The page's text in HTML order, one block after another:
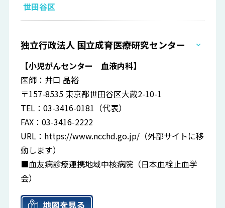
世田谷区
独立行政法人 国立成育医療研究センター
【小児がんセンター 血液内科】
医師：井口 晶裕
〒157-8535 東京都世田谷区大蔵2-10-1
TEL：03-3416-0181（代表）
FAX：03-3416-2222
URL： https://www.ncchd.go.jp/ （外部サイトに移
動します）
■血友病診療連携地域中核病院（日本血栓止血学
会）